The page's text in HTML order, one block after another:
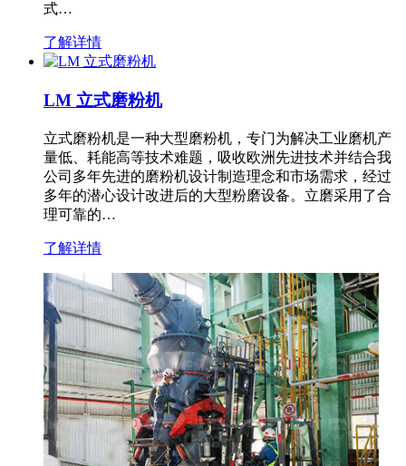
式…
了解详情
LM 立式磨粉机
立式磨粉机是一种大型磨粉机，专门为解决工业磨机产
量低、耗能高等技术难题，吸收欧洲先进技术并结合我
公司多年先进的磨粉机设计制造理念和市场需求，经过
多年的潜心设计改进后的大型粉磨设备。立磨采用了合
理可靠的…
了解详情